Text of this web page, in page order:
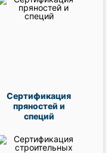
Сертификация
пряностей и
специй